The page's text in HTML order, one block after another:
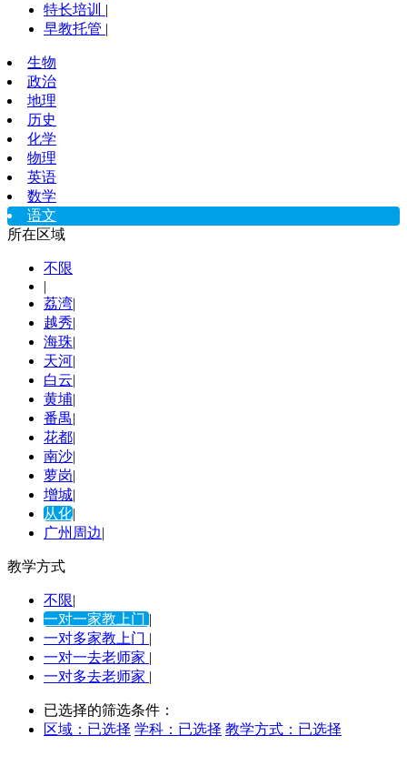
特长培训 |
早教托管 |
生物
政治
地理
历史
化学
物理
英语
数学
语文
所在区域
不限
|
荔湾|
越秀|
海珠|
天河|
白云|
黄埔|
番禺|
花都|
南沙|
萝岗|
增城|
从化|
广州周边|
教学方式
不限|
一对一家教上门|
一对多家教上门 |
一对一去老师家 |
一对多去老师家 |
已选择的筛选条件：
区域： 已选择 学科： 已选择 教学方式： 已选择